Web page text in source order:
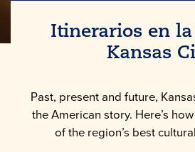
Itinerarios en
Kansas
Past, present and future,
the American story. Here’s
of the region’s best